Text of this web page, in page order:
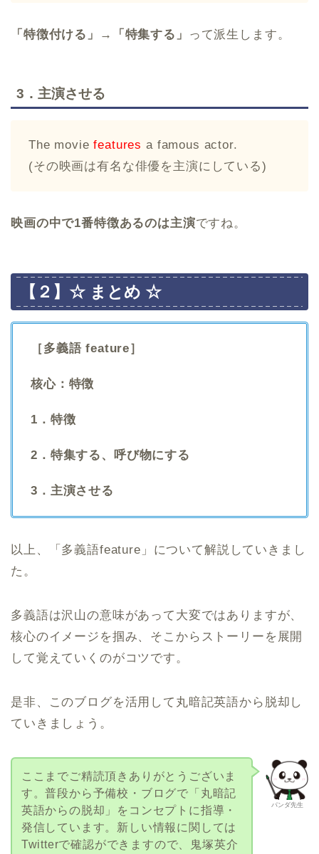
「特徴付ける」→「特集する」 って派生します。
3．主演させる
The moviefeatures a famous actor.
(その映画は有名な俳優を主演にしている)
映画の中で1番特徴あるのは主演ですね。
【２】☆ まとめ ☆
［多義語 feature］
核心：特徴
1．特徴
2．特集する、呼び物にする
3．主演させる
以上、「多義語feature」について解説していきまし
た。
多義語は沢山の意味があって大変ではありますが、
核心のイメージを掴み、そこからストーリーを展開
して覚えていくのがコツです。
是非、このブログを活用して丸暗記英語から脱却し
ていきましょう。
パンダ先生
ここまでご精読頂きありがとうございま
す。普段から予備校・ブログで「丸暗記
英語からの脱却」をコンセプトに指導・
発信しています。新しい情報に関しては
Twitterで確認ができますので、鬼塚英介